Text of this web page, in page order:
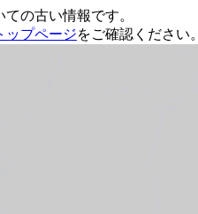
の古い情報です。
ップページをご確認ください。